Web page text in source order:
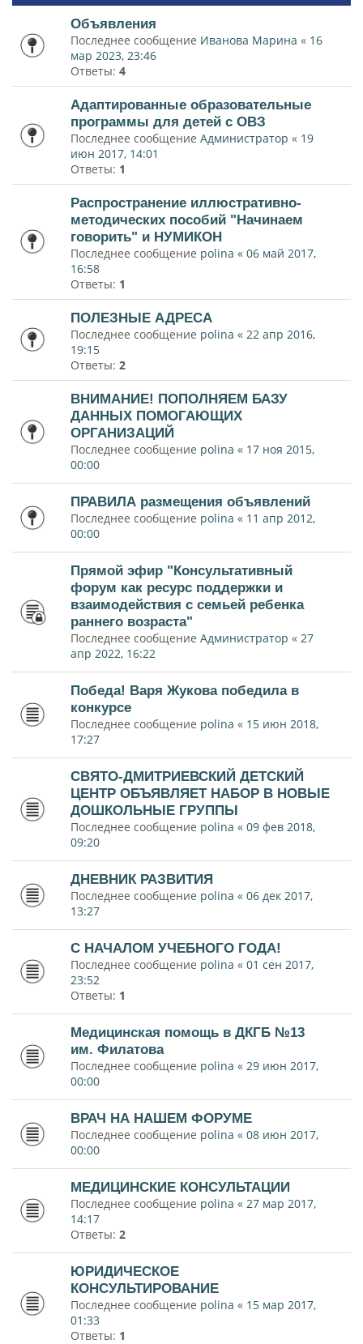
Объявления
Последнее сообщение Иванова Марина « 16
мар 2023, 23:46
Ответы: 4
Адаптированные образовательные
программы для детей с ОВЗ
Последнее сообщение Администратор « 19
июн 2017, 14:01
Ответы: 1
Распространение иллюстративно-
методических пособий "Начинаем
говорить" и НУМИКОН
Последнее сообщение polina « 06 май 2017,
16:58
Ответы: 1
ПОЛЕЗНЫЕ АДРЕСА
Последнее сообщение polina « 22 апр 2016,
19:15
Ответы: 2
ВНИМАНИЕ! ПОПОЛНЯЕМ БАЗУ
ДАННЫХ ПОМОГАЮЩИХ
ОРГАНИЗАЦИЙ
Последнее сообщение polina « 17 ноя 2015,
00:00
ПРАВИЛА размещения объявлений
Последнее сообщение polina « 11 апр 2012,
00:00
Прямой эфир "Консультативный
форум как ресурс поддержки и
взаимодействия с семьей ребенка
раннего возраста"
Последнее сообщение Администратор « 27
апр 2022, 16:22
Победа! Варя Жукова победила в
конкурсе
Последнее сообщение polina « 15 июн 2018,
17:27
СВЯТО-ДМИТРИЕВСКИЙ ДЕТСКИЙ
ЦЕНТР ОБЪЯВЛЯЕТ НАБОР В НОВЫЕ
ДОШКОЛЬНЫЕ ГРУППЫ
Последнее сообщение polina « 09 фев 2018,
09:20
ДНЕВНИК РАЗВИТИЯ
Последнее сообщение polina « 06 дек 2017,
13:27
С НАЧАЛОМ УЧЕБНОГО ГОДА!
Последнее сообщение polina « 01 сен 2017,
23:52
Ответы: 1
Медицинская помощь в ДКГБ №13
им. Филатова
Последнее сообщение polina « 29 июн 2017,
00:00
ВРАЧ НА НАШЕМ ФОРУМЕ
Последнее сообщение polina « 08 июн 2017,
00:00
МЕДИЦИНСКИЕ КОНСУЛЬТАЦИИ
Последнее сообщение polina « 27 мар 2017,
14:17
Ответы: 2
ЮРИДИЧЕСКОЕ
КОНСУЛЬТИРОВАНИЕ
Последнее сообщение polina « 15 мар 2017,
01:33
Ответы: 1